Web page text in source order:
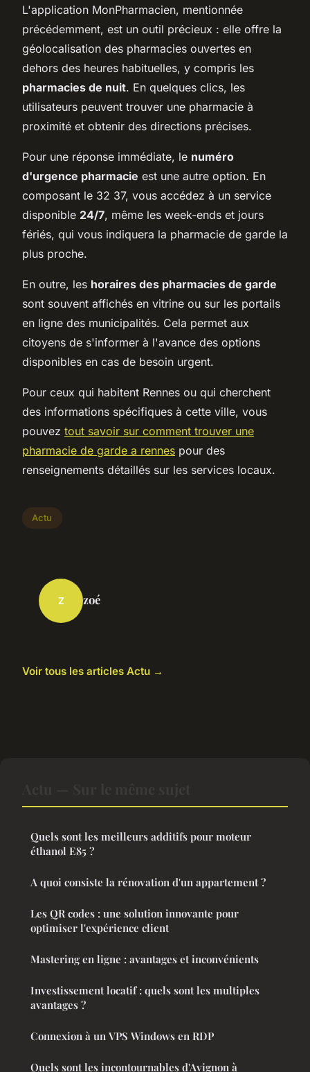
L'application MonPharmacien, mentionnée
précédemment, est un outil précieux : elle offre la
géolocalisation des pharmacies ouvertes en
dehors des heures habituelles, y compris les
pharmacies de nuit. En quelques clics, les
utilisateurs peuvent trouver une pharmacie à
proximité et obtenir des directions précises.
Pour une réponse immédiate, le numéro
d'urgence pharmacie est une autre option. En
composant le 32 37, vous accédez à un service
disponible 24/7, même les week-ends et jours
fériés, qui vous indiquera la pharmacie de garde la
plus proche.
En outre, les horaires des pharmacies de garde
sont souvent affichés en vitrine ou sur les portails
en ligne des municipalités. Cela permet aux
citoyens de s'informer à l'avance des options
disponibles en cas de besoin urgent.
Pour ceux qui habitent Rennes ou qui cherchent
des informations spécifiques à cette ville, vous
pouvez tout savoir sur comment trouver une
pharmacie de garde a rennes pour des
renseignements détaillés sur les services locaux.
Actu
Z zoé
Voir tous les articles Actu →
Quels sont les meilleurs additifs pour moteur
éthanol E85 ?
A quoi consiste la rénovation d'un appartement ?
Les QR codes : une solution innovante pour
optimiser l'expérience client
Mastering en ligne : avantages et inconvénients
Investissement locatif : quels sont les multiples
avantages ?
Connexion à un VPS Windows en RDP
Quels sont les incontournables d'Avignon à